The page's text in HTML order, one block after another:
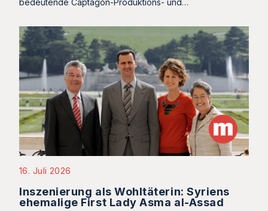
16. Juli 2026
Inszenierung als Wohltäterin: Syriens
ehemalige First Lady Asma al-Assad